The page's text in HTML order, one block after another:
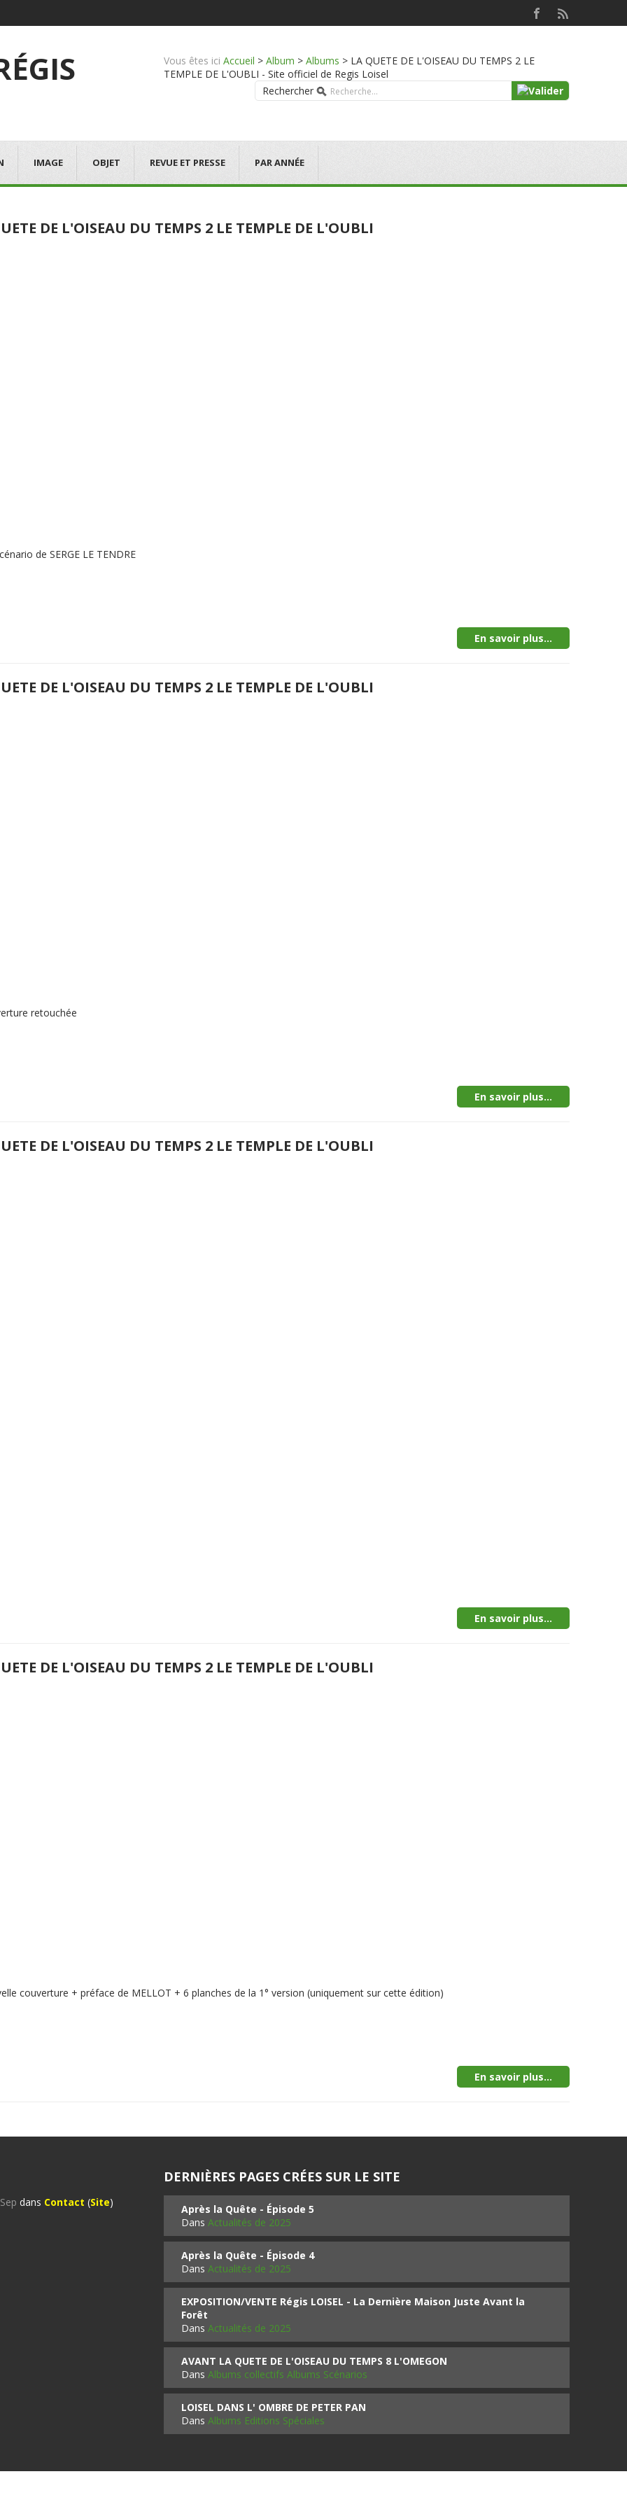
Vous êtes ici Accueil > Album > Albums > LA QUETE DE L'OISEAU DU TEMPS 2 LE
TEMPLE DE L'OUBLI - Site officiel de Regis Loisel
Rechercher
IMAGE OBJET REVUE ET PRESSE PAR ANNÉE
DE L'OISEAU DU TEMPS 2 LE TEMPLE DE L'OUBLI
de SERGE LE TENDRE
En savoir plus...
DE L'OISEAU DU TEMPS 2 LE TEMPLE DE L'OUBLI
retouchée
En savoir plus...
DE L'OISEAU DU TEMPS 2 LE TEMPLE DE L'OUBLI
En savoir plus...
DE L'OISEAU DU TEMPS 2 LE TEMPLE DE L'OUBLI
couverture + préface de MELLOT + 6 planches de la 1° version (uniquement sur cette édition)
En savoir plus...
dans Contact (Site)
DERNIÈRES PAGES CRÉES SUR LE SITE
Après la Quête - Épisode 5
Dans Actualités de 2025
Après la Quête - Épisode 4
Dans Actualités de 2025
EXPOSITION/VENTE Régis LOISEL - La Dernière Maison Juste Avant la
Forêt
Dans Actualités de 2025
AVANT LA QUETE DE L'OISEAU DU TEMPS 8 L'OMEGON
Dans Albums collectifs Albums Scénarios
LOISEL DANS L' OMBRE DE PETER PAN
Dans Albums Editions Spéciales